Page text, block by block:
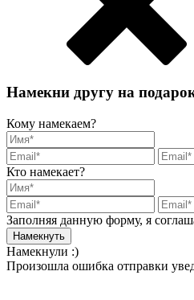
Намекни другу на
Кому намекаем?
Кто намекает?
Заполняя данную форму, я
Намекнули :)
Произошла ошибка отправки